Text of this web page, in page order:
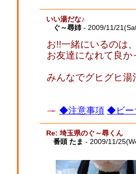
いい湯だな♪
ぐ～尋姉- 2009/11/
お!!一緒にいるのは
お友達になれて良か
みんなでグヒグヒ湯
◆注意事項 ◆ビー
Re: 埼玉県のぐ～尋くん
番頭 たま - 2009/11/